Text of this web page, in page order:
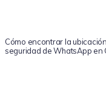
Cómo encontrar la
seguridad de WhatsApp en